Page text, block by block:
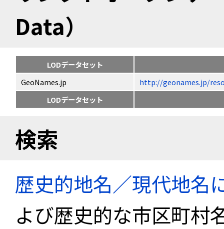
Data）
LODデータセット
GeoNames.jp
http://geonames.jp/
LODデータセット
検索
歴史的地名／現代地名
よび歴史的な市区町村